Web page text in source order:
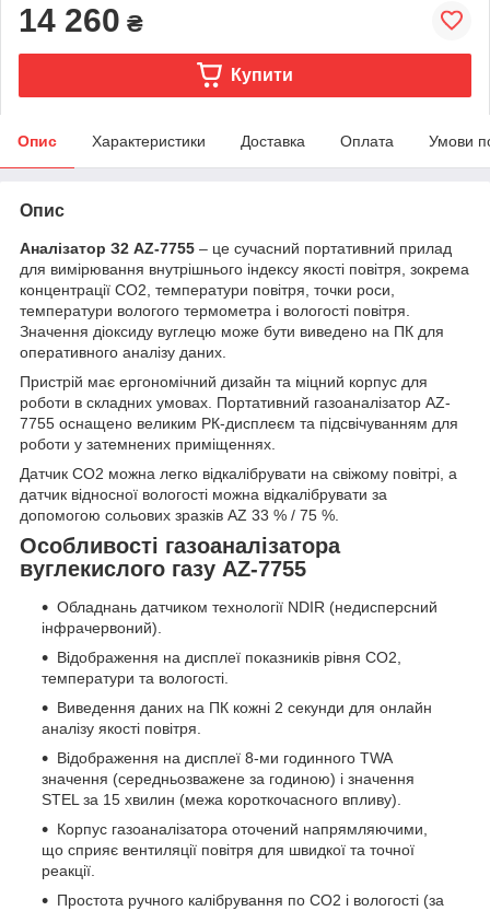
14 260 ₴
Купити
Опис Характеристики Доставка Оплата Умови
Опис
Аналізатор З2 AZ-7755 – це сучасний портативний прилад
для вимірювання внутрішнього індексу якості повітря, зокрема
концентрації СО2 , температури повітря, точки роси,
температури вологого термометра і вологості повітря.
Значення діоксиду вуглецю може бути виведено на ПК для
оперативного аналізу даних.
Пристрій має ергономічний дизайн та міцний корпус для
роботи в складних умовах. Портативний газоаналізатор AZ-
7755 оснащено великим РК-дисплеєм та підсвічуванням для
роботи у затемнених приміщеннях.
Датчик CO2 можна легко відкалібрувати на свіжому повітрі, а
датчик відносної вологості можна відкалібрувати за
допомогою сольових зразків AZ 33 % / 75 %.
Особливості газоаналізатора
вуглекислого газу AZ-7755
Обладнань датчиком технології NDIR (недисперсний
інфрачервоний).
Відображення на дисплеї показників рівня CO2,
температури та вологості.
Виведення даних на ПК кожні 2 секунди для онлайн
аналізу якості повітря.
Відображення на дисплеї 8-ми годинного TWA
значення (середньозважене за годиною) і значення
STEL за 15 хвилин (межа короткочасного впливу).
Корпус газоаналізатора оточений напрямляючими,
що сприяє вентиляції повітря для швидкої та точної
реакції.
Простота ручного калібрування по CO2 і вологості (за